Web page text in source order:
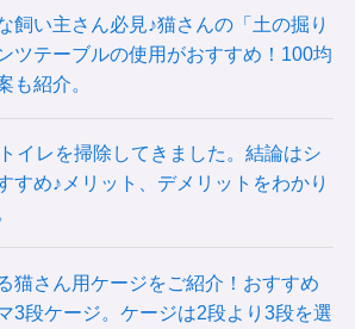
飼い主さん必見♪猫さんの「土の掘り
ツテーブルの使用がおすすめ！100均
も紹介。
イレを掃除してきました。結論はシ
すめ♪メリット、デメリットをわかり
猫さん用ケージをご紹介！おすすめ
3段ケージ。ケージは2段より3段を選